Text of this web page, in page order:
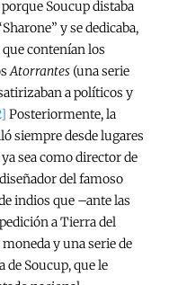
Soucup distaba
y se dedicaba,
contenían los
Atorrantes (una serie
a políticos y
Posteriormente, la
siempre desde lugares
sea como director de
del famoso
indios que –ante las
a Tierra del
y una serie de
de Soucup, que le